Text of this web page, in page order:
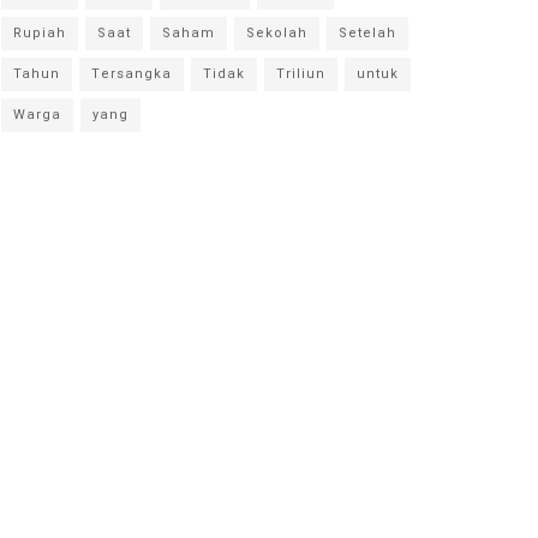
Rupiah
Saat Saham Sekolah
Setelah
Tahun
Tersangka Tidak Triliun
untuk
Warga
yang